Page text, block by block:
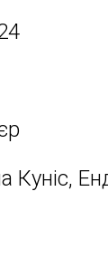
Куніс,